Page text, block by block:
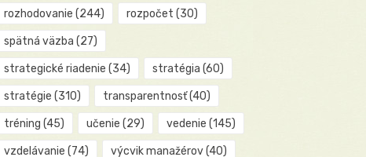
rozhodovanie (244) rozpočet (30)
spätná väzba (27)
strategické riadenie (34) stratégia (60)
stratégie (310) transparentnosť(40)
tréning (45) učenie (29) vedenie (145)
vzdelávanie (74) výcvik manažérov(40)